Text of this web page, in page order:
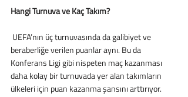
Hangi Turnuva ve Kaç Takım?
beraberliğe verilen puanlar aynı. Bu da
Konferans Ligi gibi nispeten maç kazanması
daha kolay bir turnuvada yer alan takımların
ülkeleri için puan kazanma şansını arttırıyor.